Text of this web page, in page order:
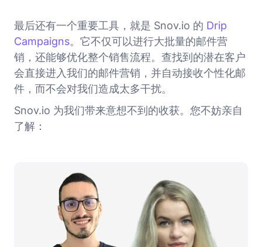
最后还有一个重要工具，就是 Snov.io 的 Drip
Campaigns。它不仅可以进行大批量的邮件营
销，还能够优化整个销售流程。查找到的潜在客户
会直接进入我们的邮件营销，并自动接收个性化邮
件，而不会对我们造成太多干扰。
Snov.io 为我们带来意想不到的收获。您不妨亲自
了解：